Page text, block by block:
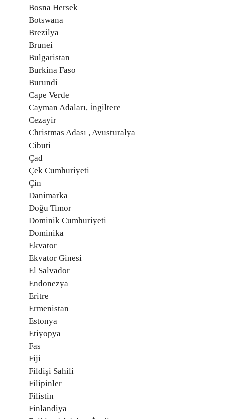
Bosna Hersek
Botswana
Brezilya
Brunei
Bulgaristan
Burkina Faso
Burundi
Cape Verde
Cayman Adaları, İngiltere
Cezayir
Christmas Adası , Avusturalya
Cibuti
Çad
Çek Cumhuriyeti
Çin
Danimarka
Doğu Timor
Dominik Cumhuriyeti
Dominika
Ekvator
Ekvator Ginesi
El Salvador
Endonezya
Eritre
Ermenistan
Estonya
Etiyopya
Fas
Fiji
Fildişi Sahili
Filipinler
Filistin
Finlandiya